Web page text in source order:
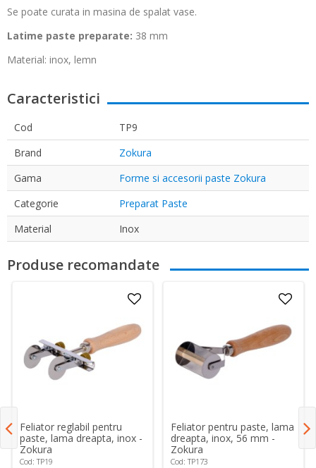
Se poate curata in masina de spalat vase.
Latime paste preparate: 38 mm
Material: inox, lemn
Caracteristici
Cod
TP9
Brand
Zokura
Gama
Forme si accesorii paste Zokura
Categorie
Preparat Paste
Material
Inox
Produse recomandate
Feliator reglabil pentru
paste, lama dreapta, inox -
Zokura
Cod: TP19
Feliator pentru paste, lama
dreapta, inox, 56 mm -
Zokura
Cod: TP173